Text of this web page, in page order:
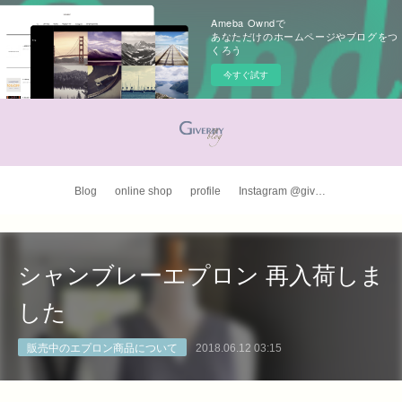
Ameba Owndで
あなただけのホームページやブログをつ
くろう
今すぐ試す
Blog online shop profile Instagram @giverny_apron
シャンブレーエプロン 再入荷しま
した
販売中のエプロン商品について 2018.06.12 03:15